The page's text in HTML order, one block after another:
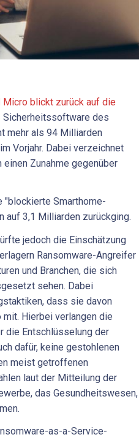
Micro blickt zurück auf die
Sicherheitssoftware des
mehr als 94 Milliarden
Vorjahr. Dabei verzeichnet
Zunahme gegenüber
"blockierte Smarthome-
auf 3,1 Milliarden zurückging.
jedoch die Einschätzung
Ransomware-Angreifer
und Branchen, die sich
sehen. Dabei
dass sie davon
Hierbei verlangen die
die Entschlüsselung der
dafür, keine gestohlenen
meist getroffenen
laut der Mitteilung der
das Gesundheitswesen,
as-a-Service-